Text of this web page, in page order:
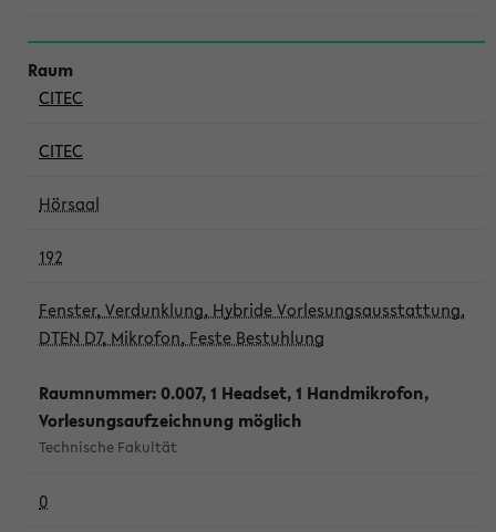
CITEC
CITEC
Hörsaal
192
Fenster, Verdunklung, Hybride Vorlesungsausstattung,
DTEN D7, Mikrofon, Feste Bestuhlung
Raumnummer: 0.007, 1 Headset, 1 Handmikrofon,
Vorlesungsaufzeichnung möglich
Technische Fakultät
0